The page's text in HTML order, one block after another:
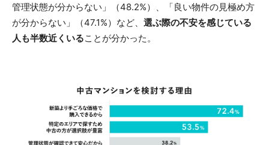
管理状態が分からない」（48.2%）、「良い物件の見極め方
が分からない」（47.1%）など、 選ぶ際の不安を感じている
人も半数近くいることが分かった。